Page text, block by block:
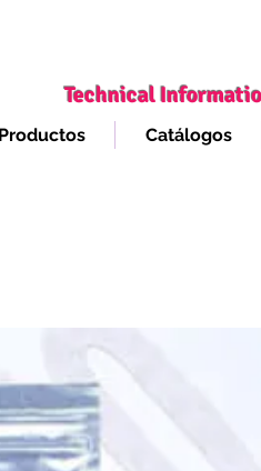
Technical
Productos Catálogos